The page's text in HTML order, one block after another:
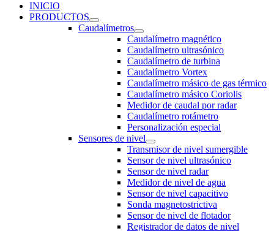
INICIO
PRODUCTOS
Caudalímetros
Caudalímetro magnético
Caudalímetro ultrasónico
Caudalímetro de turbina
Caudalímetro Vortex
Caudalímetro másico de gas térmico
Caudalímetro másico Coriolis
Medidor de caudal por radar
Caudalímetro rotámetro
Personalización especial
Sensores de nivel
Transmisor de nivel sumergible
Sensor de nivel ultrasónico
Sensor de nivel radar
Medidor de nivel de agua
Sensor de nivel capacitivo
Sonda magnetostrictiva
Sensor de nivel de flotador
Registrador de datos de nivel